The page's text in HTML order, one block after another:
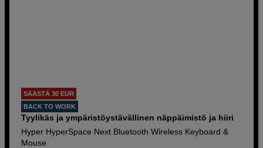
SÄÄSTÄ 30 EUR
BACK TO WORK
Tyylikäs ja ympäristöystävällinen näppäimistö ja hiiri
Hyper HyperSpace Next Bluetooth Wireless Keyboard &
Mouse